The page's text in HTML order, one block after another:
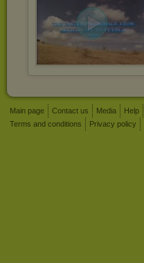
Main page Contact us Media Help
Terms and conditions
Privacy policy